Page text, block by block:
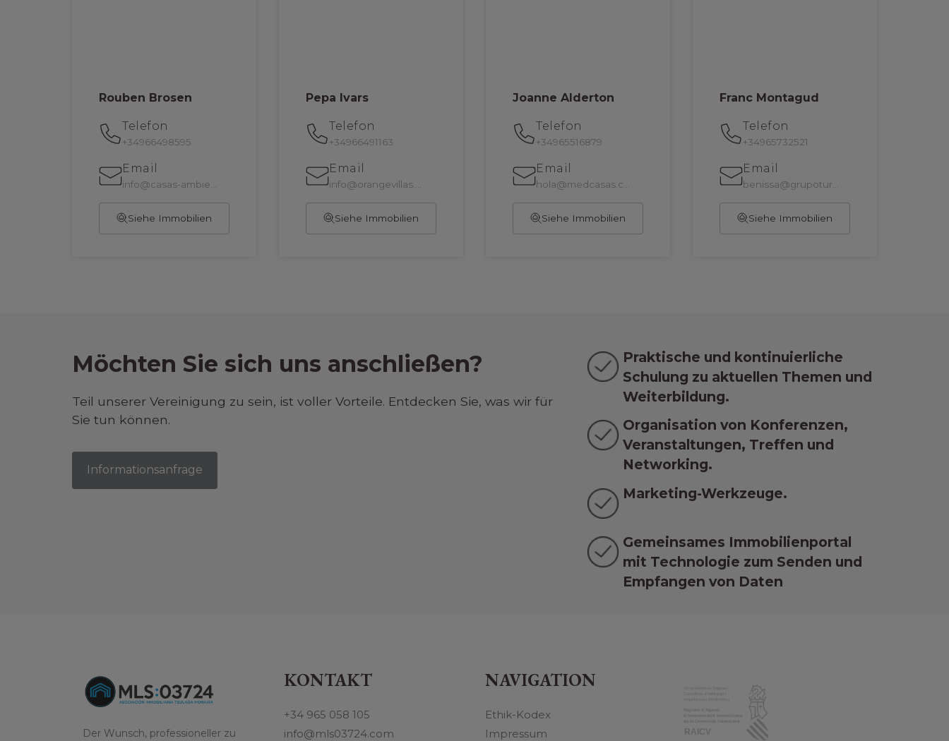
Rouben Brosen
Telefon
+34966498595
Email
info@casas-ambiente.com
Siehe Immobilien
Pepa Ivars
Telefon
+34966491163
Email
info@orangevillas.com
Siehe Immobilien
Joanne Alderton
Telefon
+34965516879
Email
hola@medcasas.com
Siehe Immobilien
Franc Montagud
Telefon
+34965732521
Email
benissa@grupoturis.com
Siehe Immobilien
Möchten Sie sich uns anschließen?
Teil unserer Vereinigung zu sein, ist voller Vorteile. Entdecken Sie, was wir für
Sie tun können.
Informationsanfrage
Praktische und kontinuierliche
Schulung zu aktuellen Themen und
Weiterbildung.
Organisation von Konferenzen,
Veranstaltungen, Treffen und
Networking.
Marketing-Werkzeuge.
Gemeinsames Immobilienportal
mit Technologie zum Senden und
Empfangen von Daten
Der Wunsch, professioneller zu
KONTAKT
+34 965 058 105
info@mls03724.com
NAVIGATION
Ethik-Kodex
Impressum